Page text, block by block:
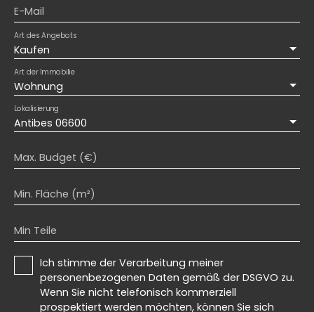
E-Mail
Kaufen
Art des Angebots
Wohnung
Art der Immobilie
Antibes 06600
Lokalisierung
Max. Budget (€)
Min. Fläche (m²)
Min Teile
Ich stimme der Verarbeitung meiner
personenbezogenen Daten gemäß der DSGVO zu.
Wenn Sie nicht telefonisch kommerziell
prospektiert werden möchten, können Sie sich